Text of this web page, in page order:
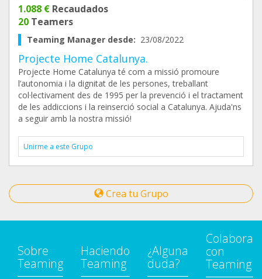
1.088 € Recaudados
20 Teamers
Teaming Manager desde: 23/08/2022
Projecte Home Catalunya.
Projecte Home Catalunya té com a missió promoure
l’autonomia i la dignitat de les persones, treballant
col·lectivament des de 1995 per la prevenció i el tractament
de les addiccions i la reinserció social a Catalunya. Ajuda'ns
a seguir amb la nostra missió!
Unirme a este Grupo
Crea tu Grupo
Sobre
Teaming
Haciendo
Teaming
¿Alguna
duda?
Colabora
con
Teaming